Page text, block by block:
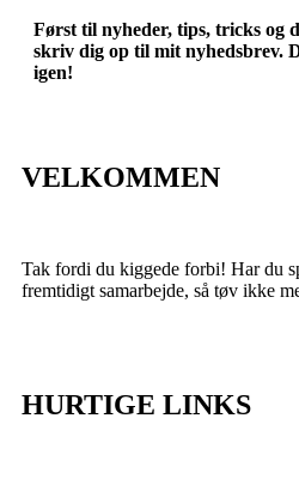
Først til nyheder, tips, tricks og
skriv dig op til mit nyhedsbrev.
igen!
VELKOMMEN
Tak fordi du kiggede forbi! Har du
fremtidigt samarbejde, så tøv ikke
HURTIGE LINKS